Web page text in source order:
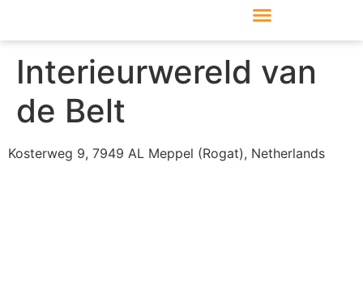
Interieurwereld van
de Belt
Kosterweg 9, 7949 AL Meppel (Rogat), Netherlands